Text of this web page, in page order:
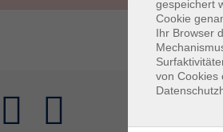
gespeichert
Cookie
Ihr Browser
von Cookies